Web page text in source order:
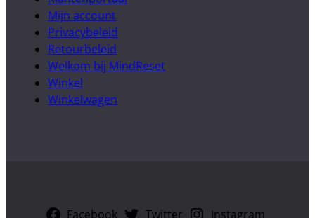
Mijn account
Privacybeleid
Retourbeleid
Welkom bij MindReset
Winkel
Winkelwagen
Facebook Twitter Instagram